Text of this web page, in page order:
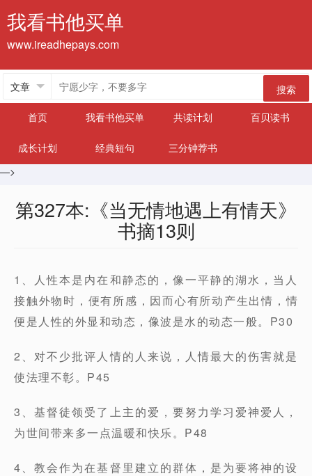
我看书他买单
www.ireadhepays.com
搜索
首页
我看书他买单 共读计划 百贝读书
成长计划 经典短句
三分钟荐书
—>
第327本:《当无情地遇上有情天》
书摘13则
1、人性本是内在和静态的，像一平静的湖水，当人
接触外物时，便有所感，因而心有所动产生出情，情
便是人性的外显和动态，像波是水的动态一般。P30
2、对不少批评人情的人来说，人情最大的伤害就是
使法理不彰。P45
3、基督徒领受了上主的爱，要努力学习爱神爱人，
为世间带来多一点温暖和快乐。P48
4、教会作为在基督里建立的群体，是为要将神的设